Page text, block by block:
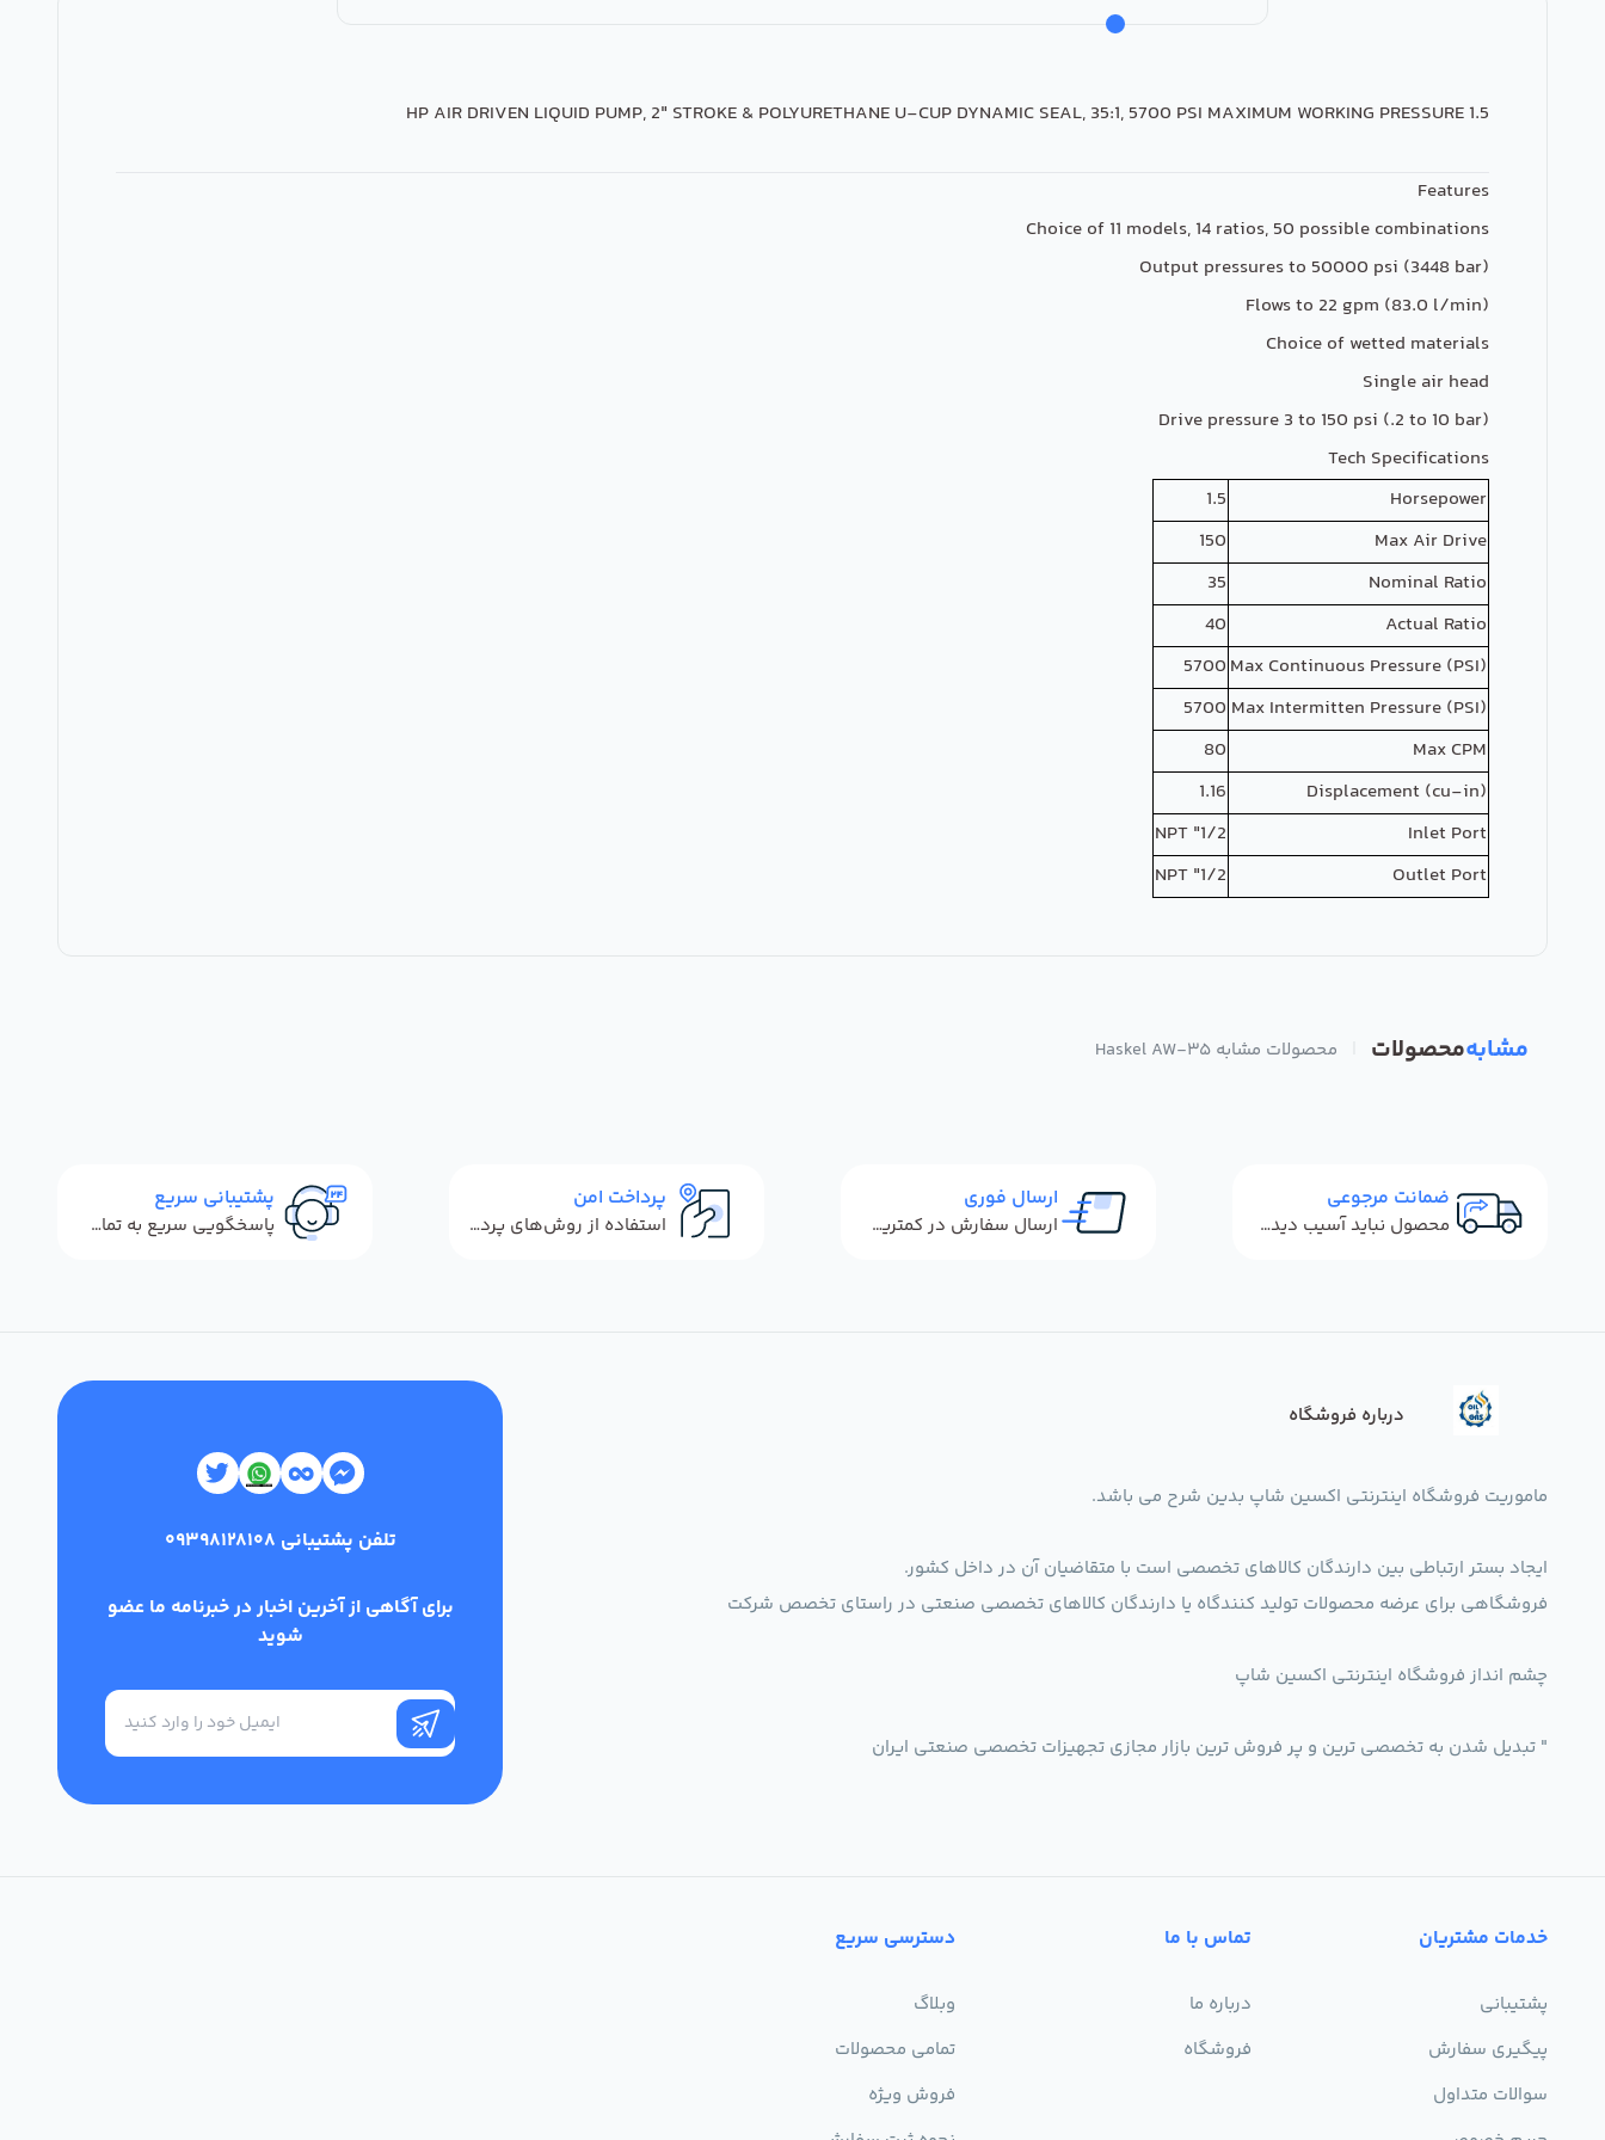
1.5 HP AIR DRIVEN LIQUID PUMP, 2" STROKE & POLYURETHANE U-CUP DYNAMIC SEAL, 35:1, 5700 PSI MAXIMUM WORKING PRESSURE
Features
Choice of 11 models, 14 ratios, 50 possible combinations
Output pressures to 50000 psi (3448 bar)
Flows to 22 gpm (83.0 l/min)
Choice of wetted materials
Single air head
Drive pressure 3 to 150 psi (.2 to 10 bar)
Tech Specifications
Horsepower
1.5
Max Air Drive
150
Nominal Ratio
35
Actual Ratio
40
Max Continuous Pressure (PSI)
5700
Max Intermitten Pressure (PSI)
5700
Max CPM
80
Displacement (cu-in)
1.16
Inlet Port
1/2" NPT
Outlet Port
1/2" NPT
مشابهمحصولات محصولات مشابه Haskel AW-35
ضمانت مرجوعی
محصول نباید آسیب دیده باشد
ارسال فوری
ارسال سفارش در کمترین زمان ممکن
پرداخت امن
استفاده از روش‌های پرداخت امن
پشتیبانی سریع
پاسخگویی سریع به تماس‌ها و پیام‌ها
درباره فروشگاه
ماموریت فروشگاه اینترنتی اکسین شاپ بدین شرح می باشد.
ایجاد بستر ارتباطی بین دارندگان کالاهای تخصصی است با متقاضیان آن در داخل کشور.
فروشگاهی برای عرضه محصولات تولید کنندگاه یا دارندگان کالاهای تخصصی صنعتی در راستای تخصص شرکت
چشم انداز فروشگاه اینترنتی اکسین شاپ
" تبدیل شدن به تخصصی ترین و پر فروش ترین بازار مجازی تجهیزات تخصصی صنعتی ایران
تلفن پشتیبانی 09398128108
برای آگاهی از آخرین اخبار در خبرنامه ما عضو
شوید
خدمات مشتریان
پشتیبانی
پیگیری سفارش
سوالات متداول
تماس با ما
درباره ما
فروشگاه
دسترسی سریع
وبلاگ
تمامی محصولات
فروش ویژه